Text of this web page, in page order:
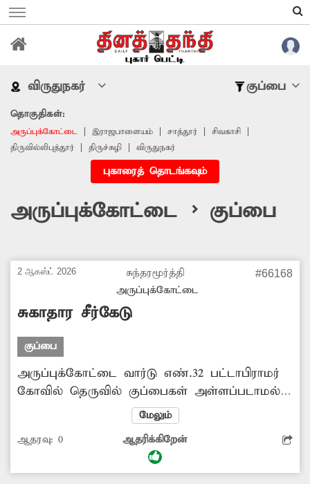
விருதுநகர் குப்பை
தொகுதிகள்:
அருப்புக்கோட்டை இராஜபாளையம் சாத்தூர்
சிவகாசி
திருவில்லிபுத்தூர்
திருச்சுழி விருதுநகர்
புகாரைத் தொடங்கவும்
அருப்புக்கோட்டை > குப்பை
2 ஆகஸ்ட் 2026
சுந்தரமூர்த்தி
அருப்புக்கோட்டை
#66168
சுகாதார சீர்கேடு
குப்பை
அருப்புக்கோட்டை வார்டு எண்.32 பட்டாபிராமர்
கோவில் தெருவில் குப்பைகள் அள்ளப்படாமல்
கிடக்கின்றது. இதனால் அப்பகுதியில் சுகாதார
சீர்கேடு ஏற்படுவதுடன் இதில் எழும்
துர்நாற்றத்தால் அந்த வழியாக கடந்து செல்லும்
மேலும்
ஆதரவு: 0 ஆதரிக்கிறேன்